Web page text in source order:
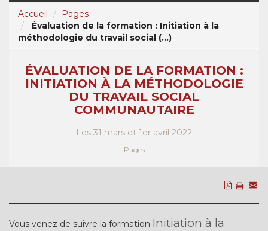
Accueil
Pages
Évaluation de la formation : Initiation à la
méthodologie du travail social (...)
ÉVALUATION DE LA FORMATION :
INITIATION À LA MÉTHODOLOGIE
DU TRAVAIL SOCIAL
COMMUNAUTAIRE
Les 31 mars et 1er avril 2022
Pages
Vous venez de suivre la formation Initiation à la